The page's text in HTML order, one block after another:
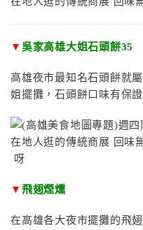
▼ 吳家高雄大姐石頭餅35
高雄夜市最知名石頭餅就
姐擺攤，石頭餅口味有保證
呀
▼ 飛翅煙燻
在高雄各大夜市擺攤的飛